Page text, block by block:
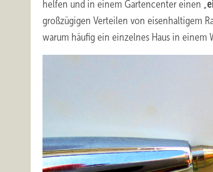
helfen und in einem Gartencenter einen „
großzügigen Verteilen von eisenhaltigem
warum häufig ein einzelnes Haus in